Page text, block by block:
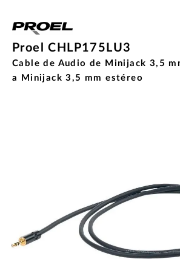
Proel CHLP175LU3
Cable de Audio de Minijack 3,5
a Minijack 3,5 mm estéreo